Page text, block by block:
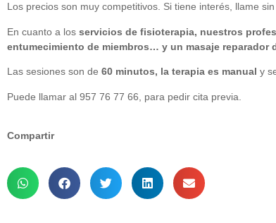
Los precios son muy competitivos. Si tiene interés, llame
En cuanto a los servicios de fisioterapia, nuestros
entumecimiento de miembros… y un masaje reparador
Las sesiones son de 60 minutos, la terapia es manual y
Puede llamar al 957 76 77 66, para pedir cita previa.
Compartir